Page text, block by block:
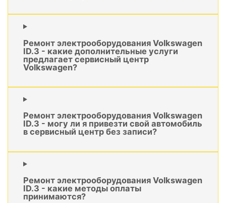
Ремонт электрооборудования Volkswagen
ID.3 - какие дополнительные услуги
предлагает сервисный центр
Volkswagen?
Ремонт электрооборудования Volkswagen
ID.3 - могу ли я привезти свой автомобиль
в сервисный центр без записи?
Ремонт электрооборудования Volkswagen
ID.3 - какие методы оплаты
принимаются?